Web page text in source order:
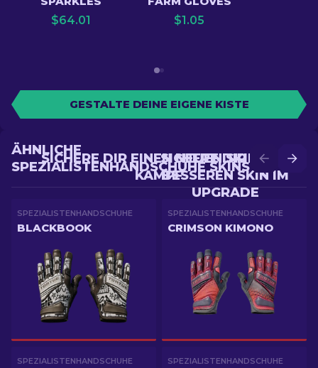
$64.01
$1.05
GESTALTE DEINE EIGENE KISTE
SICHERE DIR EINEN
BESSEREN SKIN IM
UPGRADE
SICHERE DIR EINEN NEUEN SKIN IM
KAMPF
ÄHNLICHE
SPEZIALISTENHANDSCHUHE SKINS
SPEZIALISTENHANDSCHUHE
BLACKBOOK
SPEZIALISTENHANDSCHUHE
CRIMSON KIMONO
SPEZIALISTENHANDSCHUHE SPEZIALISTENHANDSCHUHE